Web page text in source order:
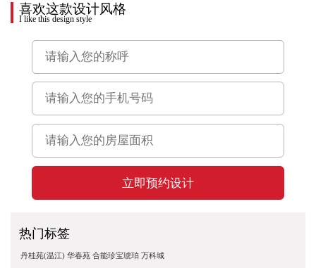
喜欢这款设计风格
I like this design style
立即预约设计
热门标签
丹桂苑(温江) 华春苑 合能珍宝琥珀 万科城